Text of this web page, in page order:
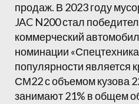
продаж. В 2023 году
JAC N200 стал
коммерческий
номинации
популярности является
СМ22 с объемом кузова
занимают 21% в общем